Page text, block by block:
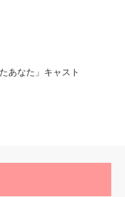
あなた」キャスト